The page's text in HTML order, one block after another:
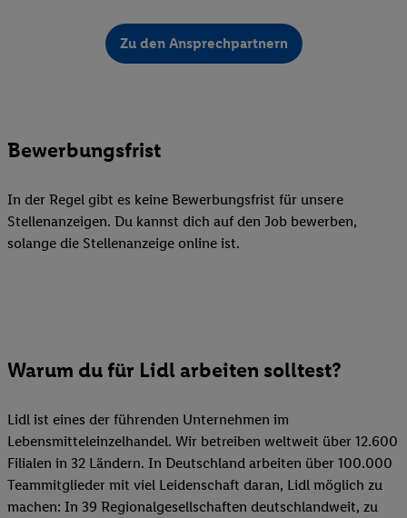
Zu den Ansprechpartnern
Bewerbungsfrist
In der Regel gibt es keine Bewerbungsfrist für unsere
Stellenanzeigen. Du kannst dich auf den Job bewerben,
solange die Stellenanzeige online ist.
Warum du für Lidl arbeiten solltest?
Lidl ist eines der führenden Unternehmen im
Lebensmitteleinzelhandel. Wir betreiben weltweit über 12.600
Filialen in 32 Ländern. In Deutschland arbeiten über 100.000
Teammitglieder mit viel Leidenschaft daran, Lidl möglich zu
machen: In 39 Regionalgesellschaften deutschlandweit, zu